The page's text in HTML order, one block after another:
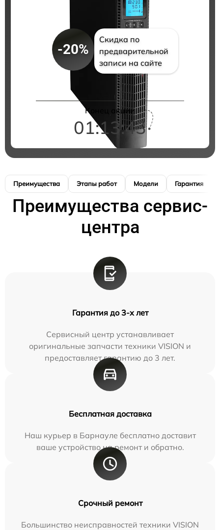
-20%
Скидка по
предварительной
записи на сайте
Конец акции
01:13:42
Преимущества Этапы работ Модели Гарантия
Преимущества сервис-
центра
Гарантия до 3-х лет
Сервисный центр устанавливает
оригинальные запчасти техники VISION и
предоставляет гарантию до 3 лет.
Бесплатная доставка
Наш курьер в Барнауле бесплатно доставит
ваше устройство на ремонт и обратно.
Срочный ремонт
Большинство неисправностей техники VISION